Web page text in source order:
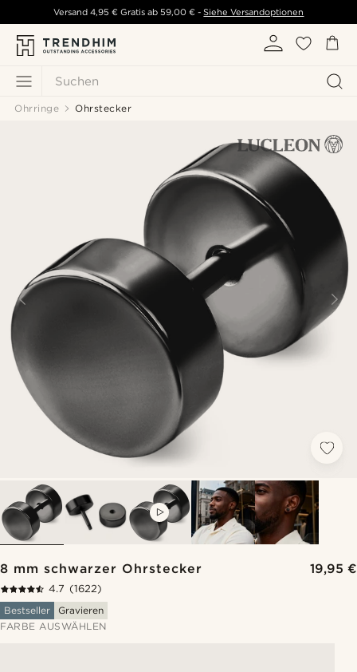
Suchen
Versand 4,95 € Gratis ab59,00 € - Siehe Versandoptionen
Ohrringe Ohrstecker
8 mm schwarzer Ohrstecker 19,95 €
4.7 (1622)
Bestseller
Gravieren
FARBE AUSWÄHLEN